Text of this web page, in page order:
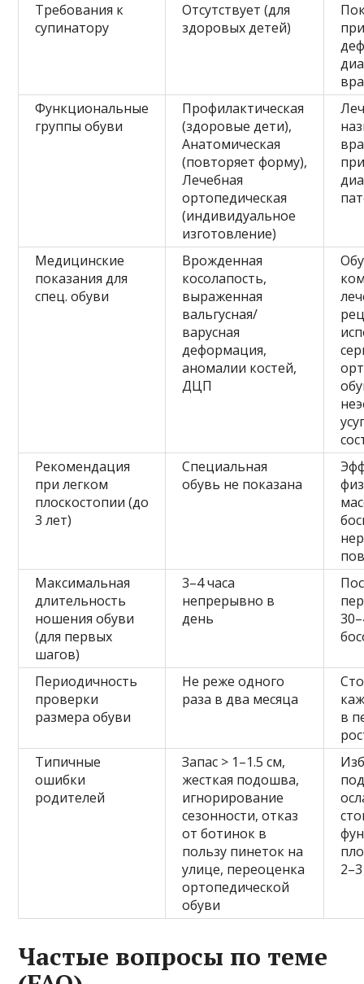
Требования к
супинатору
Отсутствует (для
здоровых детей)
Функциональные
группы обуви
Профилактическая
(здоровые дети),
Анатомическая
(повторяет форму),
Лечебная
ортопедическая
(индивидуальное
изготовление)
Медицинские
показания для
спец. обуви
Врожденная
косолапость,
выраженная
вальгусная/
варусная
деформация,
аномалии костей,
ДЦП
Рекомендация
при легком
плоскостопии (до
3 лет)
Специальная
обувь не показана
Максимальная
длительность
ношения обуви
(для первых
шагов)
3–4 часа
непрерывно в
день
Периодичность
проверки
размера обуви
Не реже одного
раза в два месяца
в
Типичные
ошибки
родителей
Запас > 1–1.5 см,
жесткая подошва,
игнорирование
сезонности, отказ
от ботинок в
пользу пинеток на
улице, переоценка
ортопедической
обуви
Частые вопросы по теме